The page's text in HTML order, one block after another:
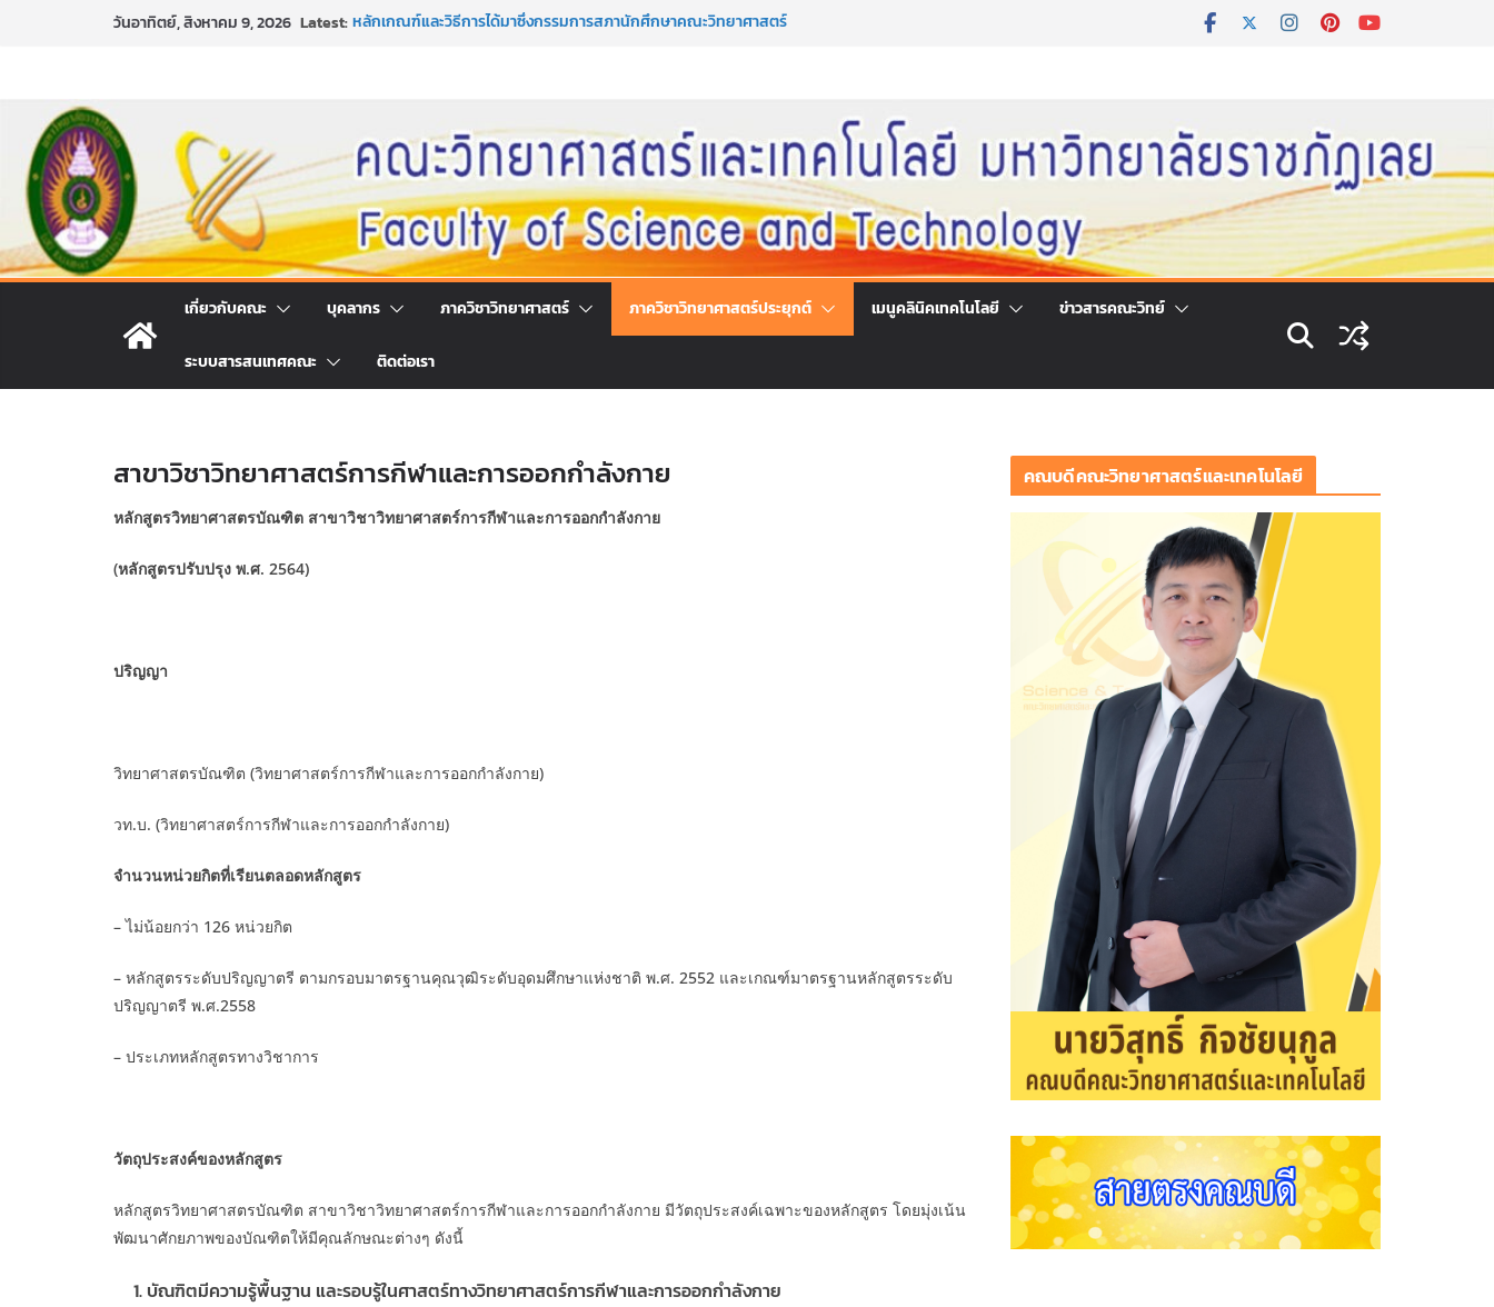
วันอาทิตย์, สิงหาคม 9, 2026 Latest:หลักเกณฑ์และวิธีการได้มาซึ่งกรรมการสภานักศึกษาคณะวิทยาศาสตร์
ประจำปี พ.ศ. 2569
ประกาศสัปดาห์วิทยาศาสตร์แห่งชาติ ประจำปี 2569
กิจกรรมการให้บริการคำปรึกษาและการมีส่วนร่วมในการดำเนินงานของ
คณะวิทยาศาสตร์และเทคโนโลยี
เกี่ยวกับคณะ บุคลากร ภาควิชาวิทยาศาสตร์ ภาควิชาวิทยาศาสตร์ประยุกต์ เมนูคลินิคเทคโนโลยี ข่าวสารคณะวิทย์
ระบบสารสนเทศคณะ ติดต่อเรา
สาขาวิชาวิทยาศาสตร์การกีฬาและการออกกำลังกาย
หลักสูตรวิทยาศาสตรบัณฑิต สาขาวิชาวิทยาศาสตร์การกีฬาและการออกกำลังกาย
(หลักสูตรปรับปรุง พ.ศ. 2564)
ปริญญา
วิทยาศาสตรบัณฑิต (วิทยาศาสตร์การกีฬาและการออกกำลังกาย)
วท.บ. (วิทยาศาสตร์การกีฬาและการออกกำลังกาย)
จำนวนหน่วยกิตที่เรียนตลอดหลักสูตร
– ไม่น้อยกว่า 126 หน่วยกิต
– หลักสูตรระดับปริญญาตรี ตามกรอบมาตรฐานคุณวุฒิระดับอุดมศึกษาแห่งชาติ พ.ศ. 2552 และเกณฑ์มาตรฐานหลักสูตรระดับ
ปริญญาตรี พ.ศ.2558
– ประเภทหลักสูตรทางวิชาการ
วัตถุประสงค์ของหลักสูตร
หลักสูตรวิทยาศาสตรบัณฑิต สาขาวิชาวิทยาศาสตร์การกีฬาและการออกกำลังกาย มีวัตถุประสงค์เฉพาะของหลักสูตร โดยมุ่งเน้น
พัฒนาศักยภาพของบัณฑิตให้มีคุณลักษณะต่างๆ ดังนี้
บัณฑิตมีความรู้พื้นฐาน และรอบรู้ในศาสตร์ทางวิทยาศาสตร์การกีฬาและการออกกำลังกาย
คณบดีคณะวิทยาศาสตร์และเทคโนโลยี